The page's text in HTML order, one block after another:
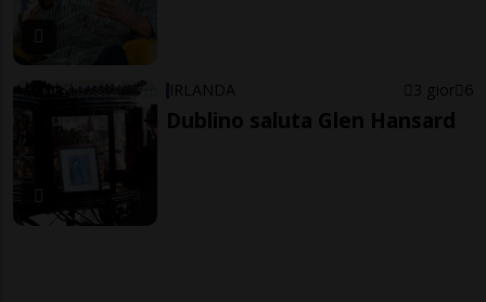
IRLANDA 3 gior 6
Dublino saluta Glen Hansard